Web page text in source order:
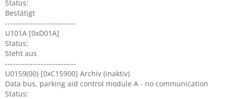
Status:
Bestätigt
----------------------------
U101A [0xD01A]
Status:
Steht aus
----------------------------
U0159(00) [0xC15900] Archiv (inaktiv)
Data bus, parking aid control module A - no communication
Status: